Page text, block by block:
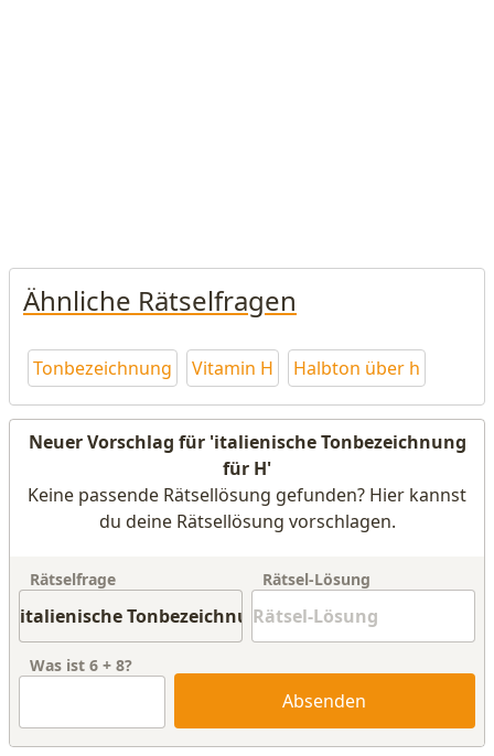
Ähnliche Rätselfragen
Tonbezeichnung Vitamin H Halbton über h
Neuer Vorschlag für 'italienische Tonbezeichnung
für H'
Keine passende Rätsellösung gefunden? Hier kannst
du deine Rätsellösung vorschlagen.
Rätselfrage Rätsel-Lösung
Was ist 6 + 8?
Absenden